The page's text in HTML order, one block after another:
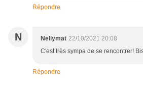
Répondre
N Nellymat 22/10/2021 20:08
C'est très sympa de se rencontrer!
Répondre